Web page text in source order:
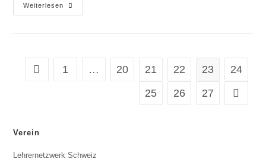
Weiterlesen
1 … 20 21 22 23
24
25
26 27
Verein
Lehrernetzwerk Schweiz